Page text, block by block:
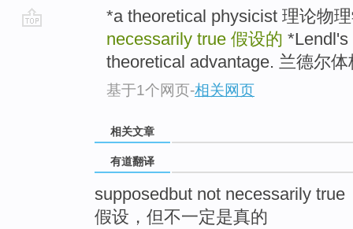
*a theoretical physicist 理论物
necessarily true 假设的 *Lendl's
theoretical advantage. 兰德尔
基于1个网页-相关网页
相关文章
有道翻译
supposedbut not necessarily true
假设，但不一定是真的